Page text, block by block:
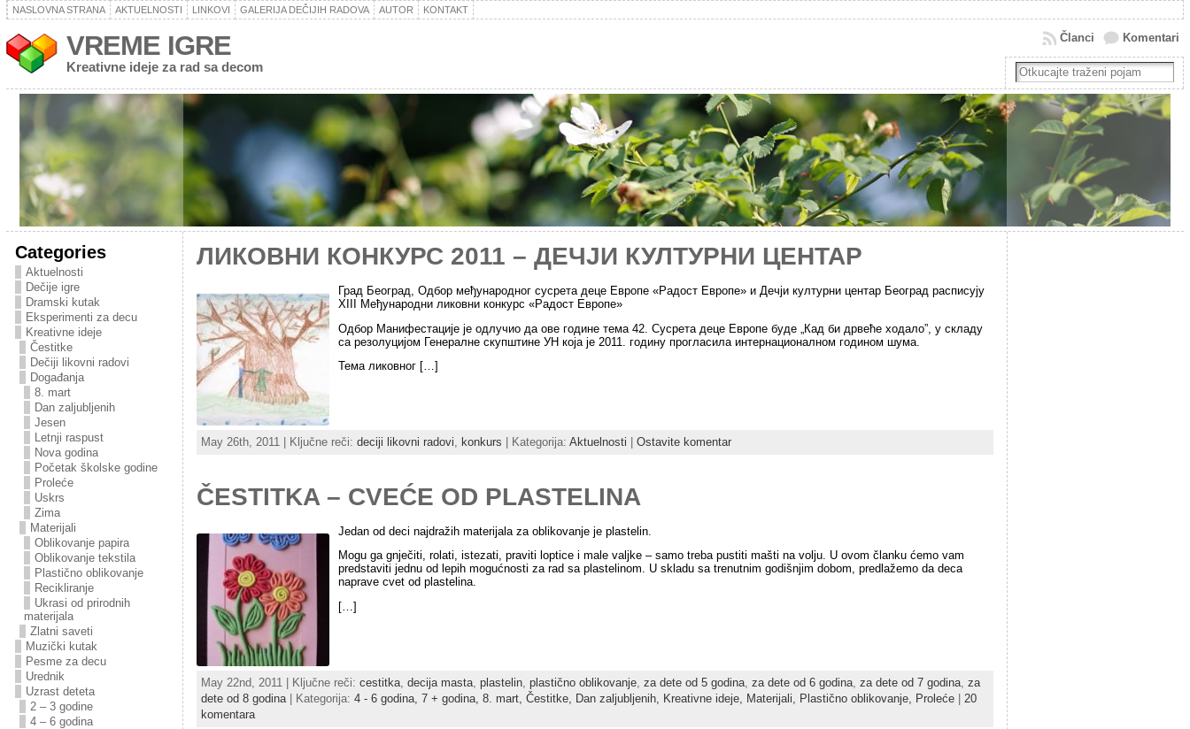
NASLOVNA STRANA AKTUELNOSTI LINKOVI GALERIJA DEČIJIH RADOVA AUTOR KONTAKT
VREME IGRE
Kreativne ideje za rad sa decom
Komentari
Članci
Categories
Aktuelnosti
Dečije igre
Dramski kutak
Eksperimenti za decu
Kreativne ideje
Čestitke
Dečiji likovni radovi
Događanja
8. mart
Dan zaljubljenih
Jesen
Letnji raspust
Nova godina
Početak školske godine
Proleće
Uskrs
Zima
Materijali
Oblikovanje papira
Oblikovanje tekstila
Plastično oblikovanje
Recikliranje
Ukrasi od prirodnih
materijala
Zlatni saveti
Muzički kutak
Pesme za decu
Urednik
Uzrast deteta
2 – 3 godine
4 – 6 godina
ЛИКОВНИ КОНКУРС 2011 – ДЕЧЈИ КУЛТУРНИ ЦЕНТАР
Град Београд, Одбор међународног сусрета деце Европе «Радост Европе» и Дечји културни центар Београд расписују
XIII Међународни ликовни конкурс «Радост Европе»
Одбор Манифестације је одлучио да ове године тема 42. Сусрета деце Европе буде „Кад би дрвеће ходало”, у складу
са резолуцијом Генералне скупштине УН која је 2011. годину прогласила интернационалном годином шума.
Тема ликовног […]
May 26th, 2011 | Ključne reči: deciji likovni radovi konkurs | Kategorija: Aktuelnosti Ostavite komentar
ČESTITKA – CVEĆE OD PLASTELINA
Jedan od deci najdražih materijala za oblikovanje je plastelin.
Mogu ga gnječiti, rolati, istezati, praviti loptice i male valjke – samo treba pustiti mašti na volju. U ovom članku ćemo vam
predstaviti jednu od lepih mogućnosti za rad sa plastelinom. U skladu sa trenutnim godišnjim dobom, predlažemo da deca
naprave cvet od plastelina.
[…]
May 22nd, 2011 | Ključne reči: cestitka, decija masta, plastelin, plastično oblikovanje, za dete od 5 godina, za dete od 6 godina, za dete od 7 godina, za
dete od 8 godina| Kategorija: 4 - 6 godina, 7 + godina, 8. mart, Čestitke, Dan zaljubljenih, Kreativne ideje, Materijali, Plastično oblikovanje, Proleće| 20
komentara